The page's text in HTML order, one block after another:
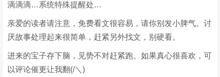
滴滴滴…系统特殊提醒处…
亲爱的读者请注意，免费看文很容易，请你别发小脾气。讨
厌故事处理起来很简单，赶紧另外找文，别硬看。
进来的宝子存下脑，见势不对赶紧跑。如果真心很喜欢，可
以评论催更让我翻(/＼)